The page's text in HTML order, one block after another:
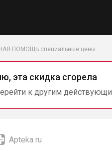
ПОМОЩЬ специальные цены
эта скидка сгорела
к другим
Apteka ru